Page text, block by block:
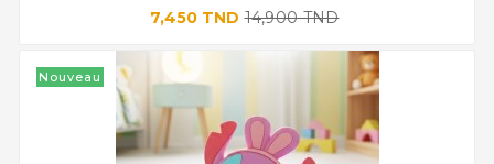
7,450 TND 14,900 TND
Nouveau